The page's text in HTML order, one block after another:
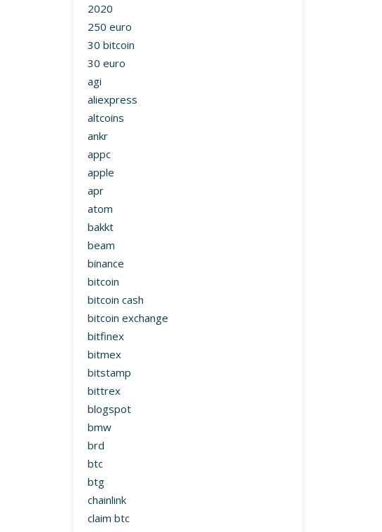
2020
250 euro
30 bitcoin
30 euro
agi
aliexpress
altcoins
ankr
appc
apple
apr
atom
bakkt
beam
binance
bitcoin
bitcoin cash
bitcoin exchange
bitfinex
bitmex
bitstamp
bittrex
blogspot
bmw
brd
btc
btg
chainlink
claim btc